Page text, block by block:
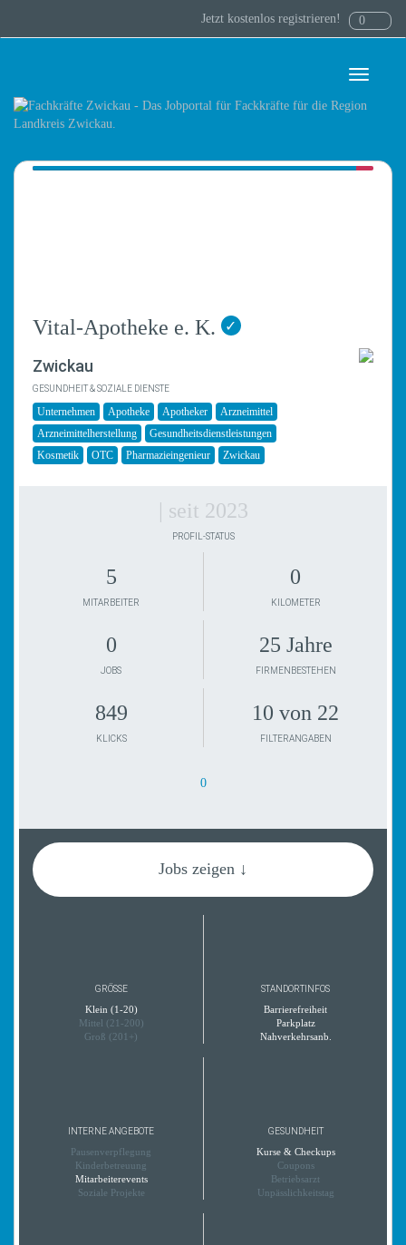
Jetzt kostenlos registrieren! 0
Toggle
Vital-Apotheke e. K. ✓
Zwickau
GESUNDHEIT & SOZIALE DIENSTE
Unternehmen Apotheke Apotheker
Arzneimittel
Arzneimittelherstellung
Gesundheitsdienstleistungen
Kosmetik
OTC Pharmazieingenieur Zwickau
| seit 2023
PROFIL-STATUS
5
MITARBEITER
0
KILOMETER
0
JOBS
25 Jahre
FIRMENBESTEHEN
849
KLICKS
10 von 22
FILTERANGABEN
0
Jobs zeigen ↓
GRÖSSE
Klein (1-20)
Mittel (21-200)
Groß (201+)
STANDORTINFOS
Barrierefreiheit
Parkplatz
Nahverkehrsanb.
INTERNE ANGEBOTE
Pausenverpflegung
Kinderbetreuung
Mitarbeiterevents
Soziale Projekte
GESUNDHEIT
Kurse & Checkups
Coupons
Betriebsarzt
Unpässlichkeitstag